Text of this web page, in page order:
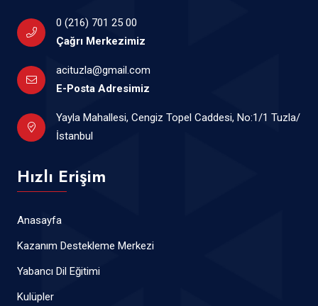
0 (216) 701 25 00
Çağrı Merkezimiz
acituzla@gmail.com
E-Posta Adresimiz
Yayla Mahallesi, Cengiz Topel Caddesi, No:1/1 Tuzla/
İstanbul
Hızlı Erişim
Anasayfa
Kazanım Destekleme Merkezi
Yabancı Dil Eğitimi
Kulüpler